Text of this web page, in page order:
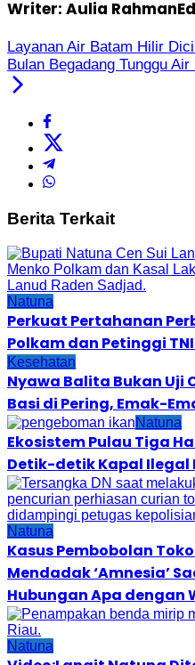
Writer: Aulia Rahman
Layanan Air Batam Hilir
Bulan Begadang Tunggu
Berita Terkait
Natuna
Perkuat Pertahanan
Polkam dan Petinggi
Kesehatan
Nyawa Balita Bukan Uji
Basi di Pering, Emak-
Natuna
Ekosistem Pulau Tiga
Detik-detik Kapal Ilegal
Natuna
Kasus Pembobolan
Mendadak ‘Amnesia’
Hubungan Apa dengan
Natuna